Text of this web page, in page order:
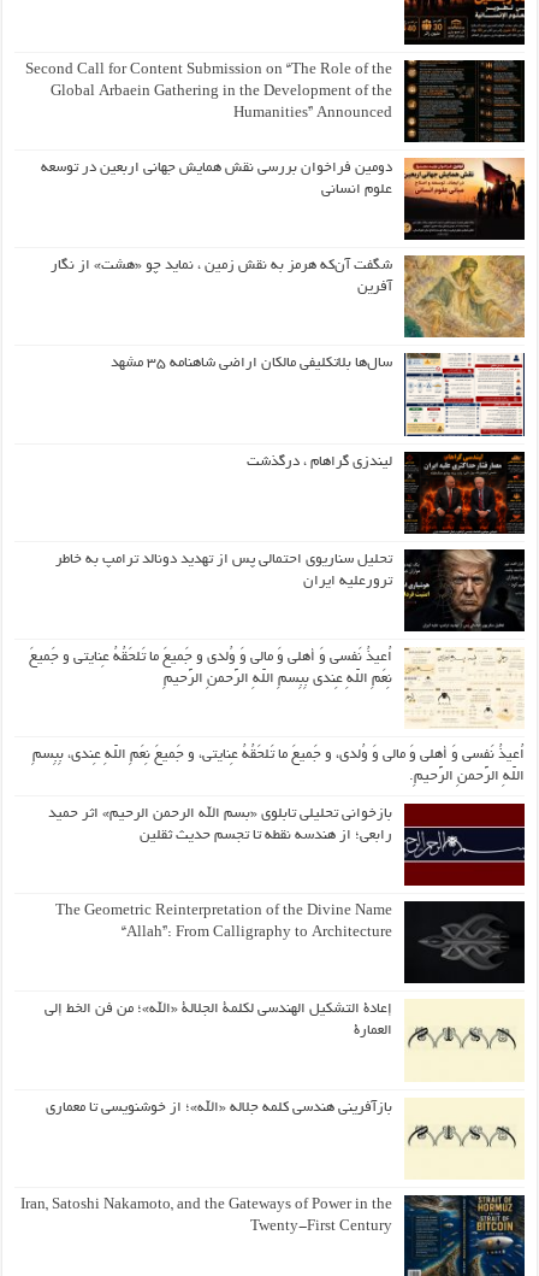
Second Call for Content Submission on “The Role of the
Global Arbaein Gathering in the Development of the
Humanities” Announced
دومین فراخوان بررسی نقش همایش جهانی اربعین در توسعه
علوم انسانی
شگفت آن‌که هرمز به نقش زمین ، نماید چو «هشت» از نگار
آفرین
سال‌ها بلاتکلیفی مالکان اراضی شاهنامه ۳۵ مشهد
لیندزی گراهام ، درگذشت
تحلیل سناریوی احتمالی پس از تهدید دونالد ترامپ به خاطر
ترورعلیه ایران
اُعیذُ نَفسی وَ أهلی وَ مالی وَ وُلدی و جَمیعَ ما تَلحَقُهُ عِنایتی و جَمیعَ
نِعَمِ اللّهِ عِندی بِبِسمِ اللّهِ الرَّحمنِ الرَّحیمِ
اُعیذُ نَفسی وَ أهلی وَ مالی وَ وُلدی، و جَمیعَ ما تَلحَقُهُ عِنایتی، و جَمیعَ نِعَمِ اللّهِ عِندی، بِبِسمِ
اللّهِ الرَّحمنِ الرَّحیمِ.
بازخوانی تحلیلی تابلوی «بسم الله الرحمن الرحیم» اثر حمید
رابعی؛ از هندسه نقطه تا تجسم حدیث ثقلین
The Geometric Reinterpretation of the Divine Name
“Allah”: From Calligraphy to Architecture
إعادة التشكيل الهندسي لكلمة الجلالة «الله»؛ من فن الخط إلى
العمارة
بازآفرینی هندسی کلمه جلاله «الله»؛ از خوشنویسی تا معماری
Iran, Satoshi Nakamoto, and the Gateways of Power in the
Twenty-First Century